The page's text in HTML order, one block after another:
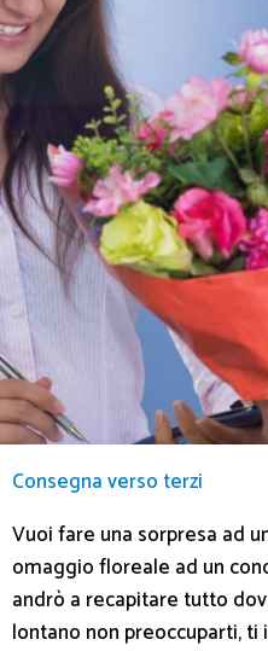
Consegna verso terzi
Vuoi fare una sorpresa ad
omaggio floreale ad un
andrò a recapitare tutto
lontano non preoccuparti, ti